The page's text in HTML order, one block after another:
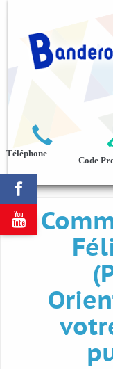



Téléphone
Code